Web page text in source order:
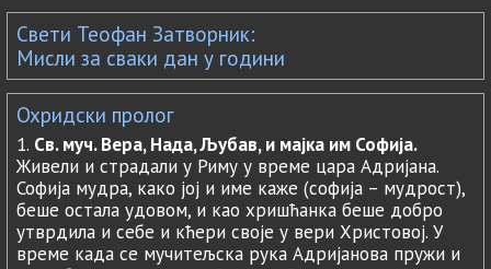
Свети Теофан Затворник:
Мисли за сваки дан у години
Охридски пролог
1. Св. муч. Вера, Нада, Љубав, и мајка им Софија.
Живели и страдали у Риму у време цара Адријана.
Софија мудра, како јој и име каже (софија – мудрост),
беше остала удовом, и као хришћанка беше добро
утврдила и себе и кћери своје у вери Христовој. У
време када се мучитељска рука Адријанова пружи и